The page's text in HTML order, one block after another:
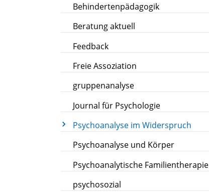
Behindertenpädagogik
Beratung aktuell
Feedback
Freie Assoziation
gruppenanalyse
Journal für Psychologie
Psychoanalyse im Widerspruch
Psychoanalyse und Körper
Psychoanalytische Familientherapie
psychosozial